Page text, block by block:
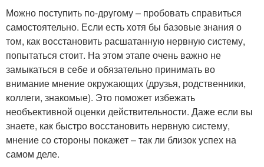
Можно поступить по-другому – пробовать справиться
самостоятельно. Если есть хотя бы базовые знания о
том, как восстановить расшатанную нервную систему,
попытаться стоит. На этом этапе очень важно не
замыкаться в себе и обязательно принимать во
внимание мнение окружающих (друзья, родственники,
коллеги, знакомые). Это поможет избежать
необъективной оценки действительности. Даже если вы
знаете, как быстро восстановить нервную систему,
мнение со стороны покажет – так ли близок успех на
самом деле.